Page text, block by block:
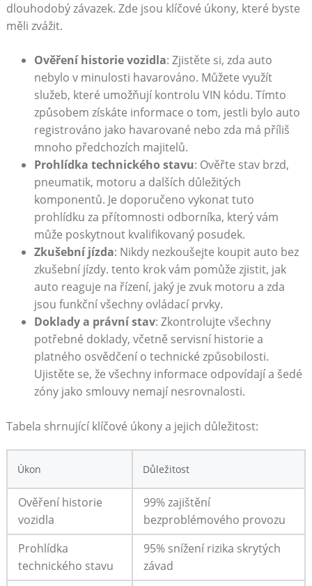
dlouhodobý závazek. Zde jsou klíčové úkony, které byste
měli zvážit.
Ověření historie vozidla: Zjistěte si, zda auto
nebylo v minulosti havarováno. Můžete využít
služeb, které umožňují kontrolu VIN kódu. Tímto
způsobem získáte informace o tom, jestli bylo auto
registrováno jako havarované nebo zda má příliš
mnoho předchozích majitelů.
Prohlídka technického stavu: Ověřte stav brzd,
pneumatik, motoru a dalších důležitých
komponentů. Je doporučeno vykonat tuto
prohlídku za přítomnosti odborníka, který vám
může poskytnout kvalifikovaný posudek.
Zkušební jízda: Nikdy nezkoušejte koupit auto bez
zkušební jízdy. tento krok vám pomůže zjistit, jak
auto reaguje na řízení, jaký je zvuk motoru a zda
jsou funkční všechny ovládací prvky.
Doklady a právní stav: Zkontrolujte všechny
potřebné doklady, včetně servisní historie a
platného osvědčení o technické způsobilosti.
Ujistěte se, že všechny informace odpovídají a šedé
zóny jako smlouvy nemají nesrovnalosti.
Tabela shrnující klíčové úkony a jejich důležitost:
Úkon Důležitost
Ověření historie
vozidla
99% zajištění
bezproblémového provozu
Prohlídka
technického stavu
95% snížení rizika skrytých
závad